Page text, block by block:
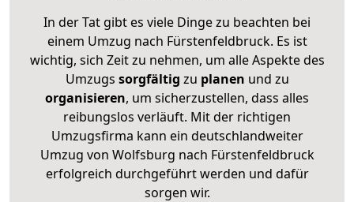
In der Tat gibt es viele Dinge zu beachten bei
einem Umzug nach Fürstenfeldbruck. Es ist
wichtig, sich Zeit zu nehmen, um alle Aspekte des
Umzugs sorgfältig zu planen und zu
organisieren, um sicherzustellen, dass alles
reibungslos verläuft. Mit der richtigen
Umzugsfirma kann ein deutschlandweiter
Umzug von Wolfsburg nach Fürstenfeldbruck
erfolgreich durchgeführt werden und dafür
sorgen wir.